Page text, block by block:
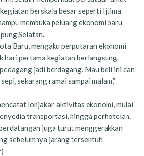
berskala besar seperti Ijtima
membuka peluang ekonomi baru
Selatan.
Baru, mengaku perputaran ekonomi
hari pertama kegiatan berlangsung.
jadi berdagang. Mau beli ini dan
sekarang ramai sampai malam,”
lonjakan aktivitas ekonomi, mulai
transportasi, hingga perhotelan.
juga turut menggerakkan
sebelumnya jarang tersentuh